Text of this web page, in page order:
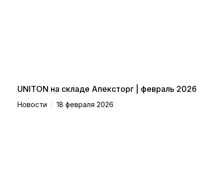
UNITON на складе Апексторг | февраль 2026
Новости / 18 февраля 2026